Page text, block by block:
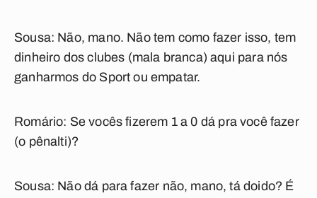
Sousa: Não, mano. Não tem como fazer isso, tem
dinheiro dos clubes (mala branca) aqui para nós
ganharmos do Sport ou empatar.
Romário: Se vocês fizerem 1 a 0 dá pra você fazer
(o pênalti)?
Sousa: Não dá para fazer não, mano, tá doido? É